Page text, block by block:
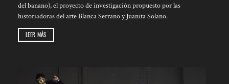
del banano), el proyecto de investigación propuesto por las
historiadoras del arte Blanca Serrano y Juanita Solano.
LEER MÁS